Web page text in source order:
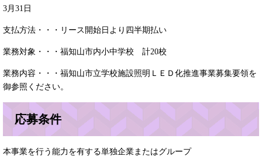
3月31日
支払方法・・・リース開始日より四半期払い
業務対象・・・福知山市内小中学校 計20校
業務内容・・・福知山市立学校施設照明ＬＥＤ化推進事業募集要領を
御参照ください。
応募条件
本事業を行う能力を有する単独企業またはグループ